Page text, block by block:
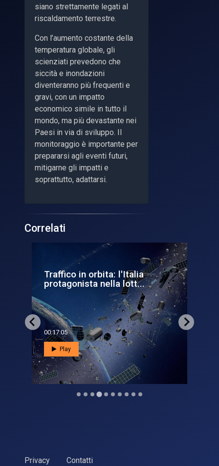
siano strettamente legati al
riscaldamento terrestre.
Con l’aumento costante della
temperatura globale, gli
scienziati prevedono che
siccità e inondazioni
diventeranno più frequenti e
gravi, con un impatto
economico simile in tutto il
mondo, ma più devastante nei
Paesi in via di sviluppo. Il
monitoraggio è importante per
prepararsi agli eventi futuri,
mitigarne gli impatti e
soprattutto, adattarsi.
Correlati
Con Vega C e Sentinel-1C
l’Italia è di nuovo in orbita
00:08:40
Play
Privacy Contatti